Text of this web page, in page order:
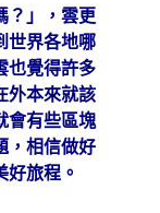
？ 」，雲更
世界各地哪
也覺得許多
外本來就該
會有些區塊
，相信做好
好旅程。